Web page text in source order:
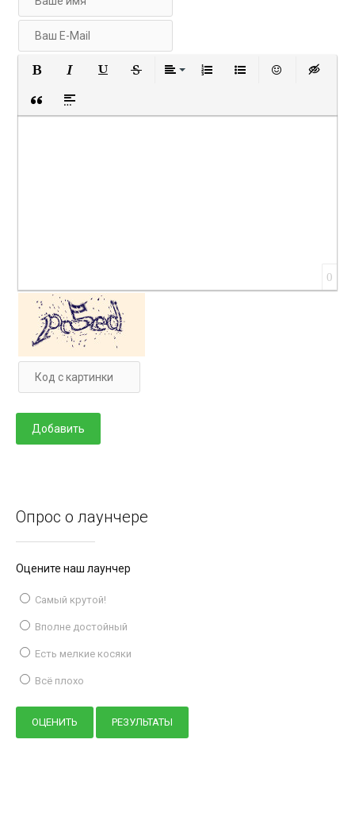
Вставка цитаты
Вставка спойлера
0
Опрос о лаунчере
Оцените наш лаунчер
Самый крутой!
Вполне достойный
Есть мелкие косяки
Всё плохо